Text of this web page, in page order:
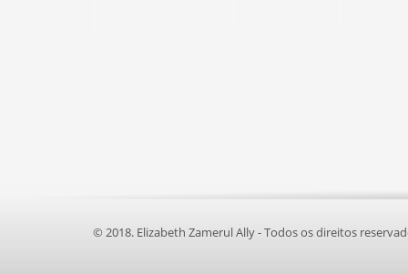
© 2018. Elizabeth Zamerul Ally - Todos os direitos